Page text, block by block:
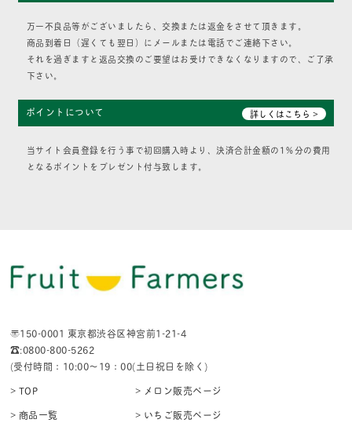
万一不良品等がございましたら、交換または返金をさせて頂きます。
商品到着日（遅くても翌日）にメールまたは電話でご連絡下さい。
それを過ぎますと返品交換のご要望はお受けできなくなりますので、ご了承
下さい。
ポイントについて 詳しくはこちら >
当サイト会員登録を行う事で初回購入時より、決済合計金額の1％分の費用
となるポイントをプレゼント付与致します。
〒150-0001 東京都渋谷区神宮前1-21-4
☎:0800-800-5262
(受付時間：10:00〜19：00(土日祝日を除く)
> TOP
> 商品一覧
> メロン販売ページ
> いちご販売ページ